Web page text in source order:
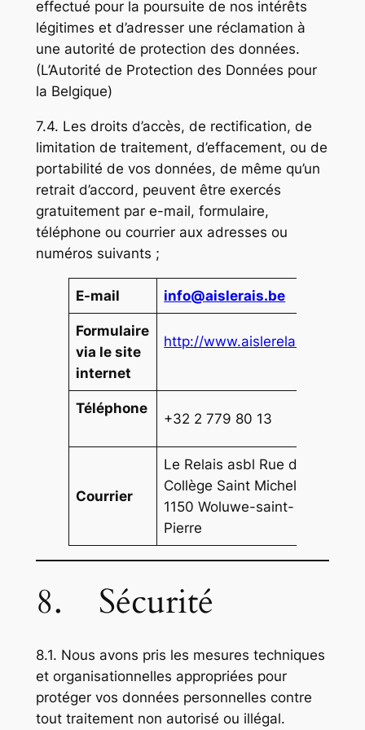
effectué pour la poursuite de nos intérêts
légitimes et d’adresser une réclamation à
une autorité de protection des données.
(L’Autorité de Protection des Données pour
la Belgique)
7.4. Les droits d’accès, de rectification, de
limitation de traitement, d’effacement, ou de
portabilité de vos données, de même qu’un
retrait d’accord, peuvent être exercés
gratuitement par e-mail, formulaire,
téléphone ou courrier aux adresses ou
numéros suivants ;
E-mail info@aislerais.be
Formulaire
via le site
internet
http://www.aislerelais.be
Téléphone
+32 2 779 80 13
Courrier
Le Relais asbl Rue du
Collège Saint Michel 13
1150 Woluwe-saint-
Pierre
8. Sécurité
8.1. Nous avons pris les mesures techniques
et organisationnelles appropriées pour
protéger vos données personnelles contre
tout traitement non autorisé ou illégal.